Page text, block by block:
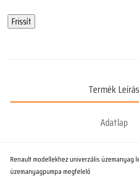
Termék Leírás
Adatlap
Renault modellekhez univerzális üzemanyag
üzemanyagpumpa megfelelő